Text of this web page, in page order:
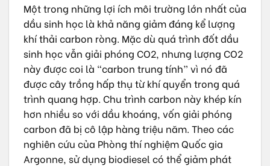
Một trong những lợi ích môi trường lớn nhất của
dầu sinh học là khả năng giảm đáng kể lượng
khí thải carbon ròng. Mặc dù quá trình đốt dầu
sinh học vẫn giải phóng CO2, nhưng lượng CO2
này được coi là “carbon trung tính” vì nó đã
được cây trồng hấp thụ từ khí quyển trong quá
trình quang hợp. Chu trình carbon này khép kín
hơn nhiều so với dầu khoáng, vốn giải phóng
carbon đã bị cô lập hàng triệu năm. Theo các
nghiên cứu của Phòng thí nghiệm Quốc gia
Argonne, sử dụng biodiesel có thể giảm phát